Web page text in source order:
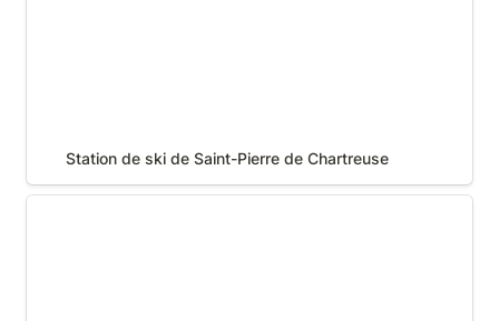
Station de ski de Saint-Pierre de Chartreuse